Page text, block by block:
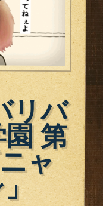
リバ
第
ニャ